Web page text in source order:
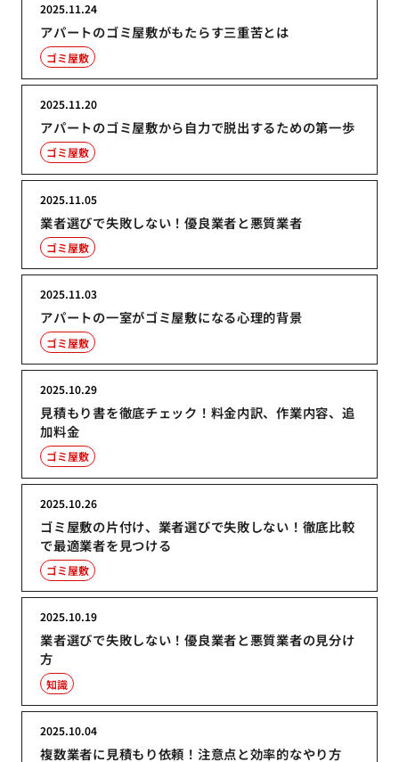
アパートのゴミ屋敷がもたらす三重苦とは
2025.11.24
ゴミ屋敷
アパートのゴミ屋敷から自力で脱出するための第一歩
2025.11.20
ゴミ屋敷
業者選びで失敗しない！優良業者と悪質業者
2025.11.05
ゴミ屋敷
アパートの一室がゴミ屋敷になる心理的背景
2025.11.03
ゴミ屋敷
見積もり書を徹底チェック！料金内訳、作業内容、追
加料金
2025.10.29
ゴミ屋敷
ゴミ屋敷の片付け、業者選びで失敗しない！徹底比較
で最適業者を見つける
2025.10.26
ゴミ屋敷
業者選びで失敗しない！優良業者と悪質業者の見分け
方
2025.10.19
知識
複数業者に見積もり依頼！注意点と効率的なやり方
2025.10.04